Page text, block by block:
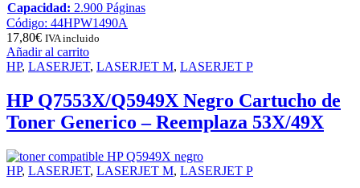
Capacidad: 2.900 Páginas
Código: 44HPW1490A
17,80€ IVA incluido
Añadir al carrito
HP, LASERJET, LASERJET M, LASERJET P
HP Q7553X/Q5949X Negro Cartucho de
Toner Generico – Reemplaza 53X/49X
HP, LASERJET, LASERJET M, LASERJET P